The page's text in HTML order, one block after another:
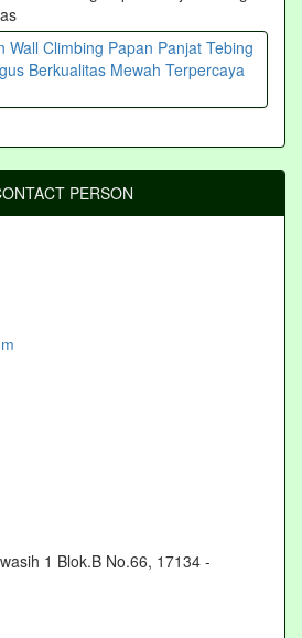
PERSON
1 Blok.B No.66, 17134 -